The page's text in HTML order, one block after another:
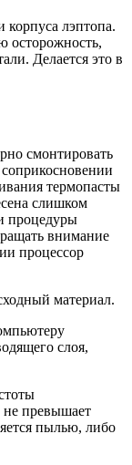
корпуса лэптопа.
осторожность,
Делается это в
смонтировать
термопасты
слишком
процедуры
внимание
процессор
материал.
слоя,
не превышает
пылью, либо